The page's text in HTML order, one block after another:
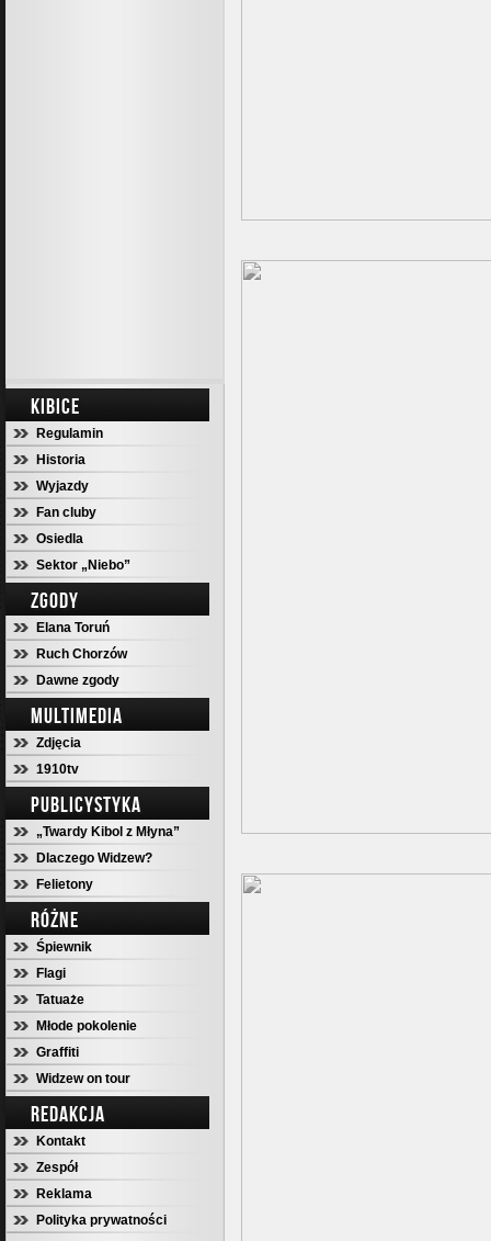
KIBICE
Regulamin
Historia
Wyjazdy
Fan cluby
Osiedla
Sektor „Niebo”
ZGODY
Elana Toruń
Ruch Chorzów
Dawne zgody
MULTIMEDIA
Zdjęcia
1910tv
PUBLICYSTYKA
„Twardy Kibol z Młyna”
Dlaczego Widzew?
Felietony
RÓŻNE
Śpiewnik
Flagi
Tatuaże
Młode pokolenie
Graffiti
Widzew on tour
REDAKCJA
Kontakt
Zespół
Reklama
Polityka prywatności